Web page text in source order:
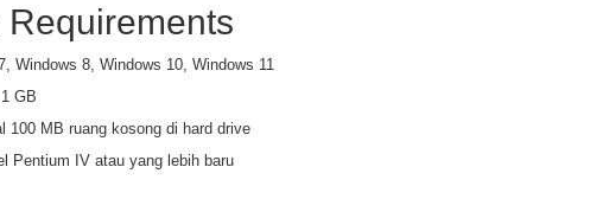
Requirements
Windows 8, Windows 10, Windows 11
GB
100 MB ruang kosong di hard drive
Pentium IV atau yang lebih baru